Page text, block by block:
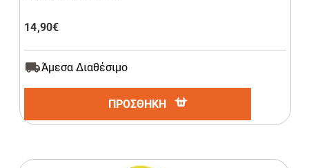
14,90€
Άμεσα Διαθέσιμο
ΠΡΟΣΘΗΚΗ